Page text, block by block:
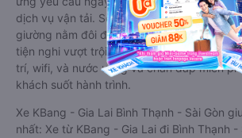
dịch vụ vận tải. So với xe giường nằm
giường nằm đôi đi Bình Thạnh - Sài Gòn có
tiện nghi vượt trội. Màn hình LCD với hàng
trí, wifi, và nước uống và chăn đắp miễn
khách suốt hành trình.
Xe KBang - Gia Lai Bình Thạnh - Sài Gòn
nhất: Xe từ KBang - Gia Lai đi Bình Thạnh -